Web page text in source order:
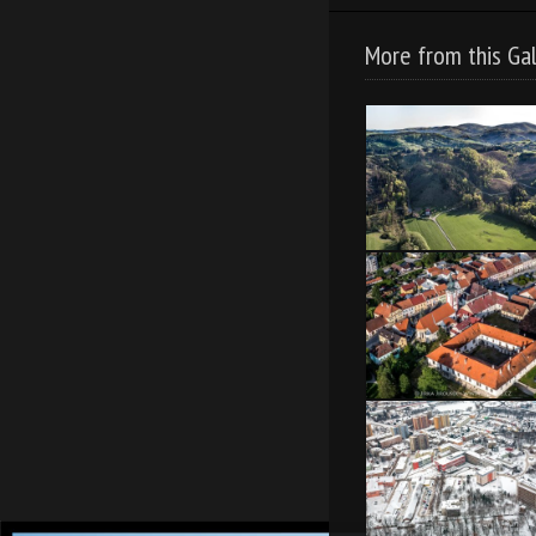
More from this